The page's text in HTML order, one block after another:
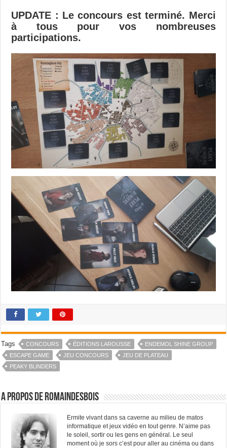
UPDATE : Le concours est terminé. Merci
à tous pour vos nombreuses
participations.
Tags CONCOURS ÉDITIONS LAROUSSE
ENDEMOL SHINE GROUP
ESCAPE GAME
JEU CONCOURS
JEU DE PLATEAU
PEAKY BLINDERS
A propos de RomainDesBois
Ermite vivant dans sa caverne au milieu de matos
informatique et jeux vidéo en tout genre. N’aime pas
le soleil, sortir ou les gens en général. Le seul
moment où je sors c’est pour aller au cinéma ou dans